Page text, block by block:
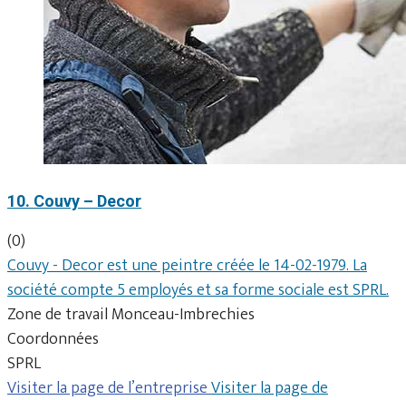
10. Couvy – Decor
(0)
Couvy - Decor est une peintre créée le 14-02-1979. La
société compte 5 employés et sa forme sociale est SPRL.
Zone de travail Monceau-Imbrechies
Coordonnées
SPRL
Visiter la page de l’entrepriseVisiter la page de